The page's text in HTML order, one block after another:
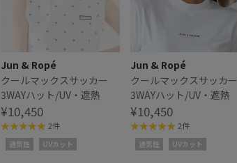
Jun & Ropé
クールマックスサッカー
3WAYハット/UV・遮熱
¥10,450
2件
通気性 UVカット
Jun & Ropé
クールマックスサッカー
3WAYハット/UV・遮熱
¥10,450
2件
通気性 UVカット